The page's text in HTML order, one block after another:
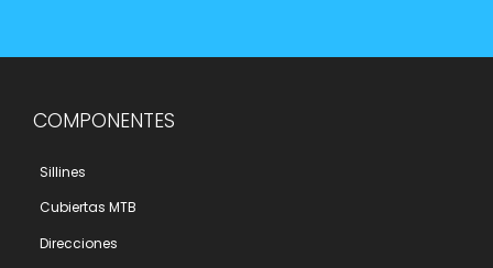
COMPONENTES
Sillines
Cubiertas MTB
Direcciones